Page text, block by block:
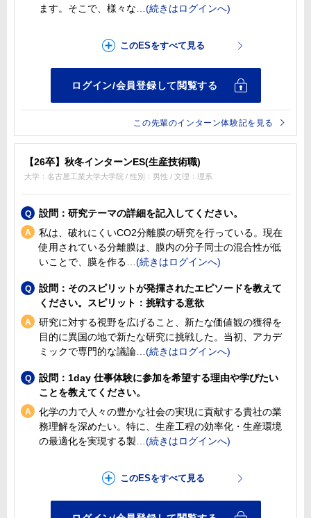
ます。そこで、様々な
この先輩のインターン体験記を見る
【26卒】秋冬インターンES(生産技術職)
大学：名古屋工業大学大学院 / 性別：男性 / 文理：理系
設問：研究テーマの詳細を記入してください。
私は、破れにくいCO2分離膜の研究を行っている。現在
使用されている分離膜は、膜内の分子同士の混合性が低
いことで、膜を作る
設問：そのスピリットが発揮されたエピソードを教えて
ください。スピリット：挑戦する意欲
研究に対する視野を広げること、新たな価値観の獲得を
目的に異国の地で新たな研究に挑戦した。当初、アカデ
ミックで専門的な議論
設問：1day 仕事体験に参加を希望する理由や学びたい
ことを教えてください。
化学の力で人々の豊かな社会の実現に貢献する貴社の業
務理解を深めたい。特に、生産工程の効率化・生産環境
の最適化を実現する製